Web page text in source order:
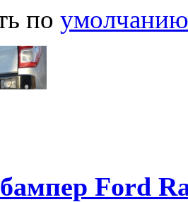
по умолчанию
Ford